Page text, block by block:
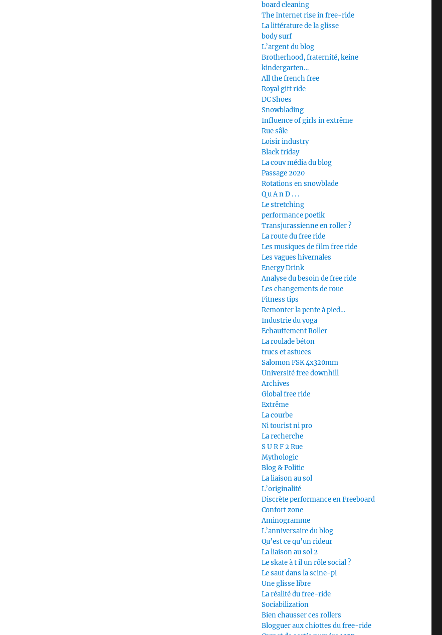
board cleaning
The Internet rise in free-ride
La littérature de la glisse
body surf
L’argent du blog
Brotherhood, fraternité, keine
kindergarten…
All the french free
Royal gift ride
DC Shoes
Snowblading
Influence of girls in extrême
Rue sâle
Loisir industry
Black friday
La couv média du blog
Passage 2020
Rotations en snowblade
Q u A n D . . .
Le stretching
performance poetik
Transjurassienne en roller ?
La route du free ride
Les musiques de film free ride
Les vagues hivernales
Energy Drink
Analyse du besoin de free ride
Les changements de roue
Fitness tips
Remonter la pente à pied…
Industrie du yoga
Echauffement Roller
La roulade béton
trucs et astuces
Salomon FSK 4x320mm
Université free downhill
Archives
Global free ride
Extrême
La courbe
Ni tourist ni pro
La recherche
S U R F 2 Rue
Mythologic
Blog & Politic
La liaison au sol
L’originalité
Discrète performance en Freeboard
Confort zone
Aminogramme
L’anniversaire du blog
Qu’est ce qu’un rideur
La liaison au sol 2
Le skate à t il un rôle social ?
Le saut dans la scine-pi
Une glisse libre
La réalité du free-ride
Sociabilization
Bien chausser ces rollers
Blogguer aux chiottes du free-ride